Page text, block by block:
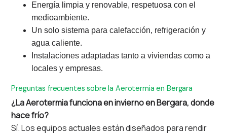
Energía limpia y renovable, respetuosa con el
medioambiente.
Un solo sistema para calefacción, refrigeración y
agua caliente.
Instalaciones adaptadas tanto a viviendas como a
locales y empresas.
Preguntas frecuentes sobre la Aerotermia en Bergara
¿La Aerotermia funciona en invierno en Bergara, donde
hace frío?
Sí. Los equipos actuales están diseñados para rendir